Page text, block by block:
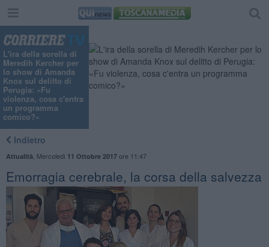
L'ira della sorella di
Meredih Kercher per
lo show di Amanda
Knox sul delitto di
Perugia: «Fu
violenza, cosa c'entra
un programma
comico?»
Indietro
Attualità Mercoledì 11 Ottobre 2017ore 11:47
Emorragia cerebrale, la corsa della salvezza